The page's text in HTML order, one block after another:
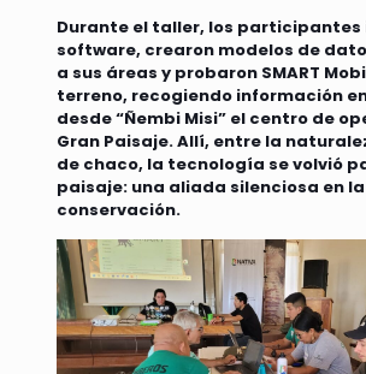
Durante el taller, los
software, crearon modelos de
a sus áreas y probaron SMART
terreno, recogiendo información
desde “Ñembi Misi” el centro de
Gran Paisaje. Allí, entre la
de chaco, la tecnología se volvió
paisaje: una aliada silenciosa en
conservación.